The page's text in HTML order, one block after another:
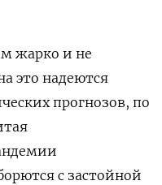
жарко и не
это надеются
прогнозов, по
с застойной